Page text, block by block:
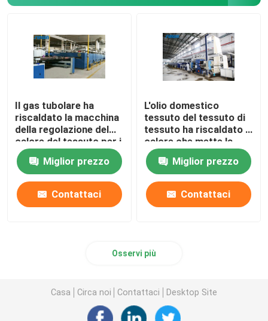
Il gas tubolare ha
riscaldato la macchina
della regolazione del
calore del tessuto per i
tessuti
dell'asciugamano
2200mm
Miglior prezzo
Contattaci
L'olio domestico
tessuto del tessuto di
tessuto ha riscaldato il
calore che mette la
macchina di finitura di
StenterMiglior prezzo
Contattaci
Osservi più
Casa Circa noi Contattaci Desktop Site